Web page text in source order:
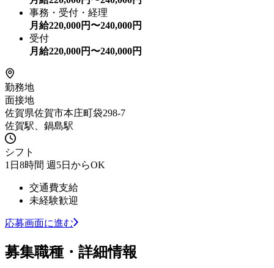
事務・受付・経理
月給220,000円〜240,000円
受付
月給220,000円〜240,000円
勤務地
面接地
佐賀県佐賀市本庄町袋298-7
佐賀駅、鍋島駅
シフト
1日8時間 週5日からOK
交通費支給
未経験歓迎
応募画面に進む
募集職種・詳細情報